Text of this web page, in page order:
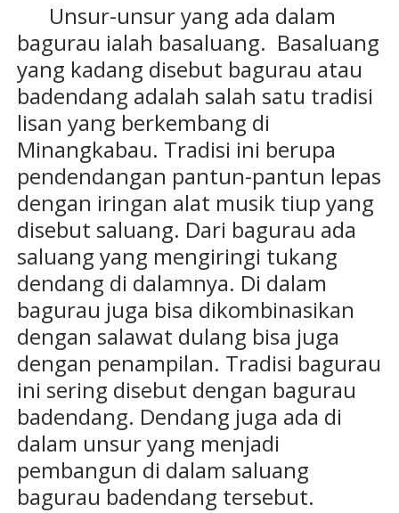
Unsur-unsur yang ada dalam
bagurau ialah basaluang. Basaluang
yang kadang disebut bagurau atau
badendang adalah salah satu tradisi
lisan yang berkembang di
Minangkabau. Tradisi ini berupa
pendendangan pantun-pantun lepas
dengan iringan alat musik tiup yang
disebut saluang. Dari bagurau ada
saluang yang mengiringi tukang
dendang di dalamnya. Di dalam
bagurau juga bisa dikombinasikan
dengan salawat dulang bisa juga
dengan penampilan. Tradisi bagurau
ini sering disebut dengan bagurau
badendang. Dendang juga ada di
dalam unsur yang menjadi
pembangun di dalam saluang
bagurau badendang tersebut.